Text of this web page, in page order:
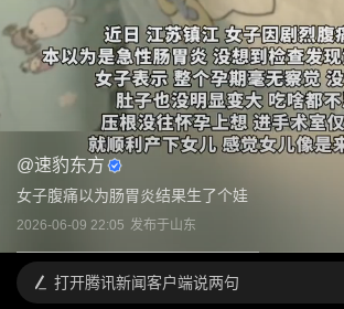
@速豹东方
女子腹痛以为肠胃炎结果生了个娃
2026-06-09 22:05 发布于山东
打开腾讯新闻客户端说两句